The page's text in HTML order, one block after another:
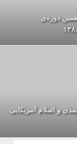
دوره‌ی
و اسلام آمریکایی